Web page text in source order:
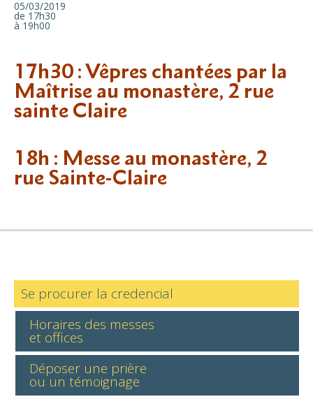
05/03/2019
de 17h30
à 19h00
17h30 : Vêpres chantées par la
Maîtrise au monastère, 2 rue
sainte Claire
18h : Messe au monastère, 2
rue Sainte-Claire
Se procurer la credencial
Horaires des messes
et offices
Déposer une prière
ou un témoignage